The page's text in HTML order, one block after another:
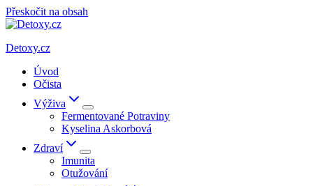
Přeskočit na obsah
Detoxy.cz
Úvod
Očista
Výživa
Fermentované Potraviny
Kyselina Askorbová
Zdraví
Imunita
Otužování